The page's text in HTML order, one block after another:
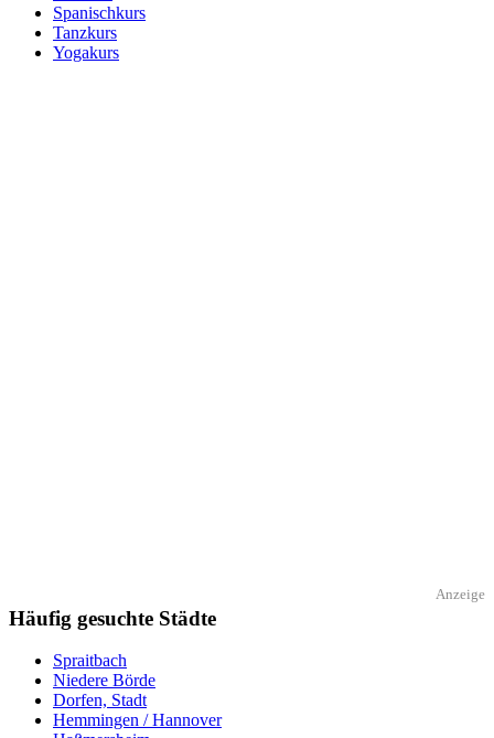
Spanischkurs
Tanzkurs
Yogakurs
Anzeige
Häufig gesuchte Städte
Spraitbach
Niedere Börde
Dorfen, Stadt
Hemmingen / Hannover